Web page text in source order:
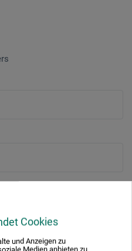
Cookies
und Anzeigen zu
Medien anbieten zu